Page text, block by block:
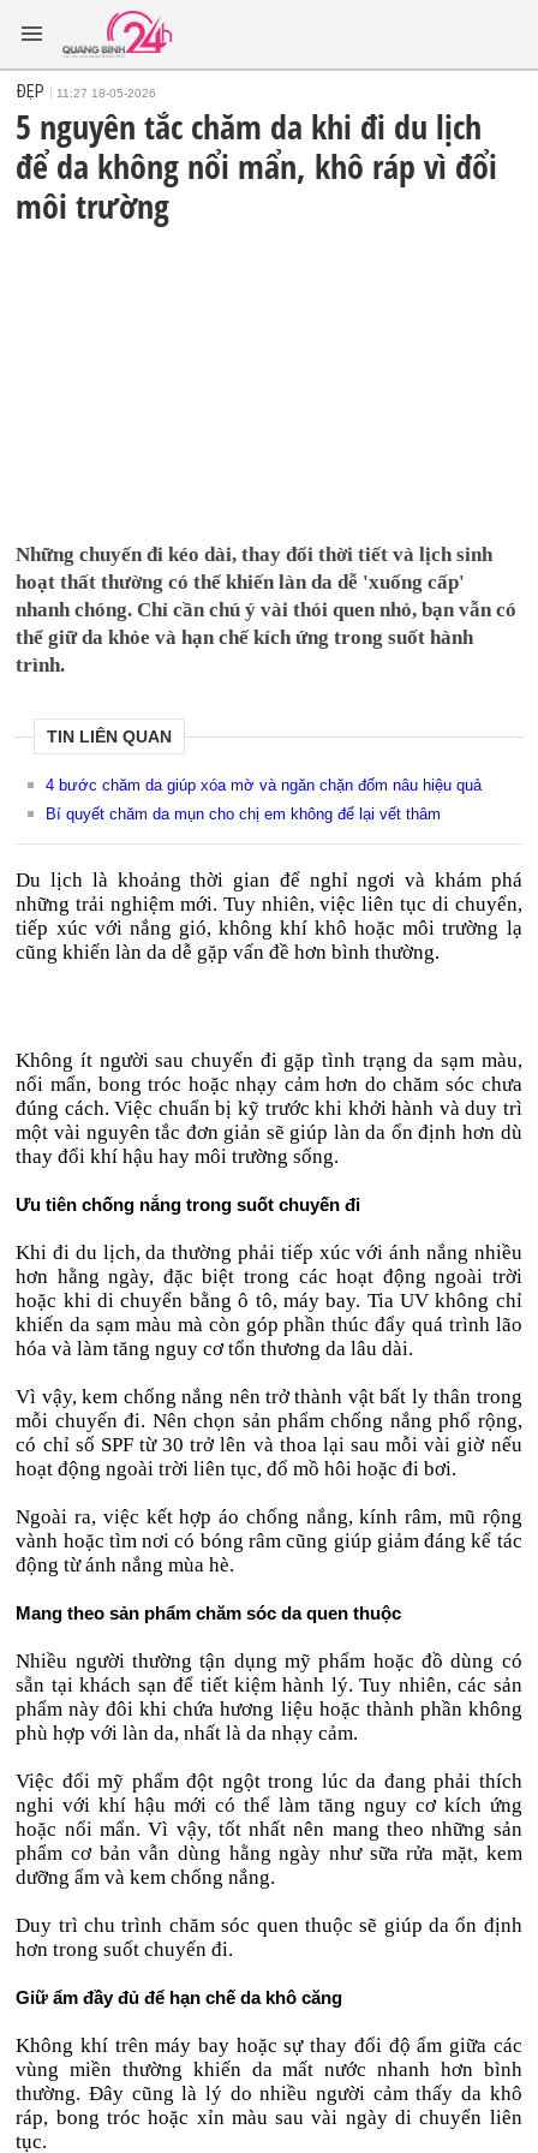
ĐẸP 11:27 18-05-2026
5 nguyên tắc chăm da khi đi du lịch
để da không nổi mẩn, khô ráp vì đổi
môi trường
Những chuyến đi kéo dài, thay đổi thời tiết và lịch sinh
hoạt thất thường có thể khiến làn da dễ 'xuống cấp'
nhanh chóng. Chỉ cần chú ý vài thói quen nhỏ, bạn vẫn có
thể giữ da khỏe và hạn chế kích ứng trong suốt hành
trình.
TIN LIÊN QUAN
4 bước chăm da giúp xóa mờ và ngăn chặn đốm nâu hiệu quả
Bí quyết chăm da mụn cho chị em không để lại vết thâm
Du lịch là khoảng thời gian để nghỉ ngơi và khám phá
những trải nghiệm mới. Tuy nhiên, việc liên tục di chuyển,
tiếp xúc với nắng gió, không khí khô hoặc môi trường lạ
cũng khiến làn da dễ gặp vấn đề hơn bình thường.
Không ít người sau chuyến đi gặp tình trạng da sạm màu,
nổi mẩn, bong tróc hoặc nhạy cảm hơn do chăm sóc chưa
đúng cách. Việc chuẩn bị kỹ trước khi khởi hành và duy trì
một vài nguyên tắc đơn giản sẽ giúp làn da ổn định hơn dù
thay đổi khí hậu hay môi trường sống.
Ưu tiên chống nắng trong suốt chuyến đi
Khi đi du lịch, da thường phải tiếp xúc với ánh nắng nhiều
hơn hằng ngày, đặc biệt trong các hoạt động ngoài trời
hoặc khi di chuyển bằng ô tô, máy bay. Tia UV không chỉ
khiến da sạm màu mà còn góp phần thúc đẩy quá trình lão
hóa và làm tăng nguy cơ tổn thương da lâu dài.
Vì vậy, kem chống nắng nên trở thành vật bất ly thân trong
mỗi chuyến đi. Nên chọn sản phẩm chống nắng phổ rộng,
có chỉ số SPF từ 30 trở lên và thoa lại sau mỗi vài giờ nếu
hoạt động ngoài trời liên tục, đổ mồ hôi hoặc đi bơi.
Ngoài ra, việc kết hợp áo chống nắng, kính râm, mũ rộng
vành hoặc tìm nơi có bóng râm cũng giúp giảm đáng kể tác
động từ ánh nắng mùa hè.
Mang theo sản phẩm chăm sóc da quen thuộc
Nhiều người thường tận dụng mỹ phẩm hoặc đồ dùng có
sẵn tại khách sạn để tiết kiệm hành lý. Tuy nhiên, các sản
phẩm này đôi khi chứa hương liệu hoặc thành phần không
phù hợp với làn da, nhất là da nhạy cảm.
Việc đổi mỹ phẩm đột ngột trong lúc da đang phải thích
nghi với khí hậu mới có thể làm tăng nguy cơ kích ứng
hoặc nổi mẩn. Vì vậy, tốt nhất nên mang theo những sản
phẩm cơ bản vẫn dùng hằng ngày như sữa rửa mặt, kem
dưỡng ẩm và kem chống nắng.
Duy trì chu trình chăm sóc quen thuộc sẽ giúp da ổn định
hơn trong suốt chuyến đi.
Giữ ẩm đầy đủ để hạn chế da khô căng
Không khí trên máy bay hoặc sự thay đổi độ ẩm giữa các
vùng miền thường khiến da mất nước nhanh hơn bình
thường. Đây cũng là lý do nhiều người cảm thấy da khô
ráp, bong tróc hoặc xỉn màu sau vài ngày di chuyển liên
tục.